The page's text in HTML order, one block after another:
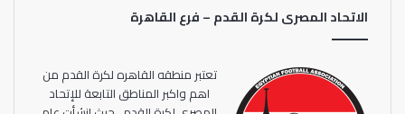
الاتحاد المصرى لكرة القدم – فرع القاهرة
تعتبر منطقه القاهره لكرة القدم من
اهم واكبر المناطق التابعة للإتحاد